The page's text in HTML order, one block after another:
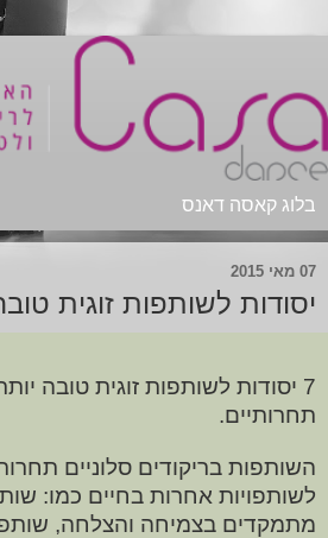
בלוג קאסה דאנס
07 מאי 2015
יסודות לשותפות זוגית
7 יסודות לשותפות זוגית טובה יותר
תחרותיים.
השותפות בריקודים סלוניים
לשותפויות אחרות בחיים כמו:
מתמקדים בצמיחה והצלחה,